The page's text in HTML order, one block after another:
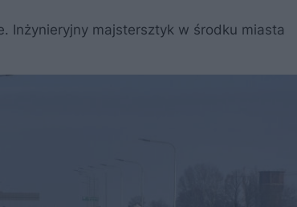
Inżynieryjny majstersztyk w środku miasta